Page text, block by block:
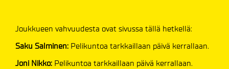
​Joukkueen vahvuudesta ovat sivussa tällä hetkellä:
Saku Salminen: Pelikuntoa tarkkaillaan päivä kerrallaan.
Joni Nikko: Pelikuntoa tarkkaillaan päivä kerrallaan.